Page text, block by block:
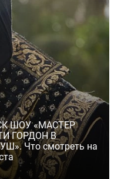
ШОУ «МАСТЕР
ГОРДОН В
Что смотреть на